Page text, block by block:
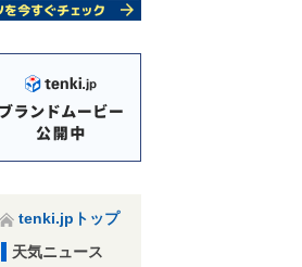
tenki.jpトップ
天気ニュース